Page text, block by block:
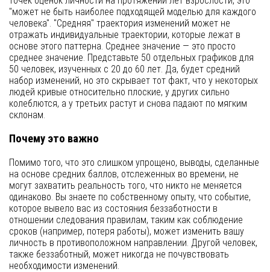
"может не быть наиболее подходящей моделью для каждого
человека". "Средняя" траектория изменений может не
отражать индивидуальные траектории, которые лежат в
основе этого паттерна. Среднее значение — это просто
среднее значение. Представьте 50 отдельных графиков для
50 человек, изученных с 20 до 60 лет. Да, будет средний
набор изменений, но это скрывает тот факт, что у некоторых
людей кривые относительно плоские, у других сильно
колеблются, а у третьих растут и снова падают по мягким
склонам.
Почему это важно
Помимо того, что это слишком упрощено, выводы, сделанные
на основе средних баллов, отслеженных во времени, не
могут захватить реальность того, что никто не меняется
одинаково. Вы знаете по собственному опыту, что событие,
которое вывело вас из состояния беззаботности в
отношении следования правилам, таким как соблюдение
сроков (например, потеря работы), может изменить вашу
личность в противоположном направлении. Другой человек,
также беззаботный, может никогда не почувствовать
необходимости изменений.